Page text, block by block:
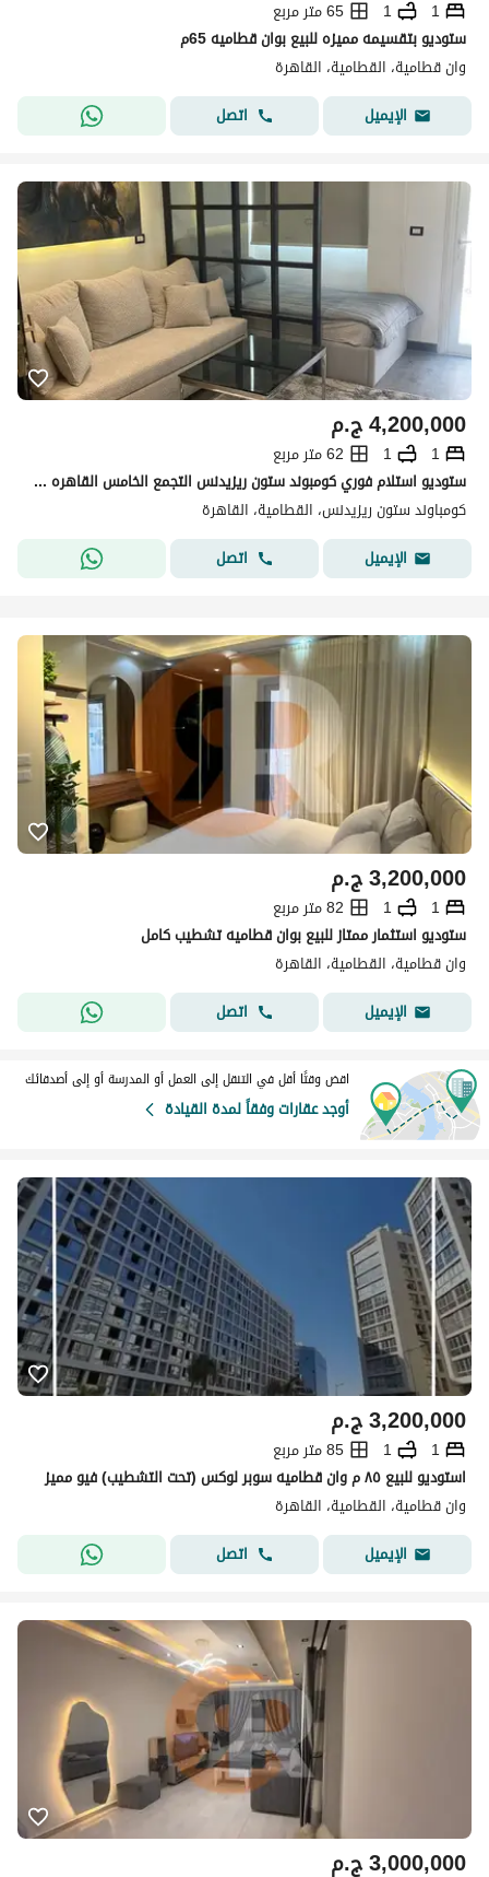
1
1
65 متر مربع
ستوديو بتقسيمه مميزه للبيع بوان قطاميه 65م
وان قطامية، القطامية، القاهرة
الإيميل
اتصل
ج.م4,200,000
1
1
62 متر مربع
ستوديو استلام فوري كومبوند ستون ريزيدنس التجمع الخامس القاهره الجديده
كومباوند ستون ريزيدنس، القطامية، القاهرة
الإيميل
اتصل
ج.م3,200,000
1
1
82 متر مربع
ستوديو استثمار ممتاز للبيع بوان قطاميه تشطيب كامل
وان قطامية، القطامية، القاهرة
الإيميل
اتصل
اقض وقتًا أقل في التنقل إلى العمل أو المدرسة أو إلى أصدقائك
أوجد عقارات وفقاً لمدة القيادة
ج.م3,200,000
1
1
85 متر مربع
استوديو للبيع ٨٥ م وان قطاميه سوبر لوكس (تحت التشطيب) فيو مميز
وان قطامية، القطامية، القاهرة
الإيميل
اتصل
ج.م3,000,000